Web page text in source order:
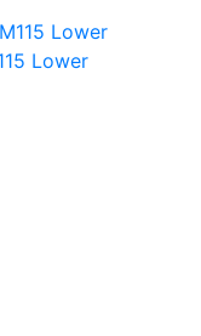
Lower